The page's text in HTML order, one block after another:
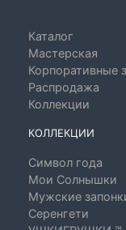
Каталог
Мастерская
Корпоративные
Распродажа
Коллекции
КОЛЛЕКЦИИ
Символ года
Мои Солнышки
Мужские
Серенгети